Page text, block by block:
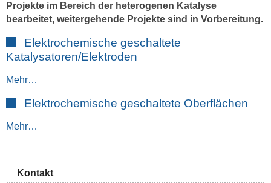
Projekte im Bereich der heterogenen Katalyse
bearbeitet, weitergehende Projekte sind in Vorbereitung.
Elektrochemische geschaltete
Katalysatoren/Elektroden
Mehr…
Elektrochemische geschaltete Oberflächen
Mehr…
Kontakt